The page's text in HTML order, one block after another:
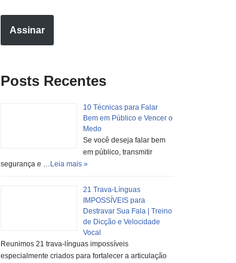
Assinar
Posts Recentes
10 Técnicas para Falar
Bem em Público e Vencer o
Medo
Se você deseja falar bem
em público, transmitir
segurança e … Leia mais »
21 Trava-Línguas
IMPOSSÍVEIS para
Destravar Sua Fala | Treino
de Dicção e Velocidade
Vocal
Reunimos 21 trava-línguas impossíveis
especialmente criados para fortalecer a articulação